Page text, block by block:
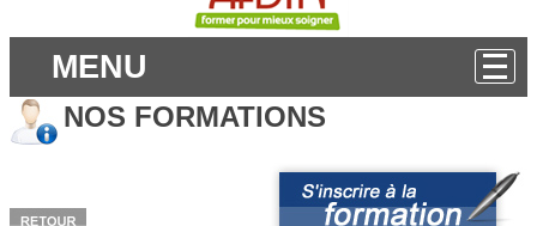
MENU
NOS FORMATIONS